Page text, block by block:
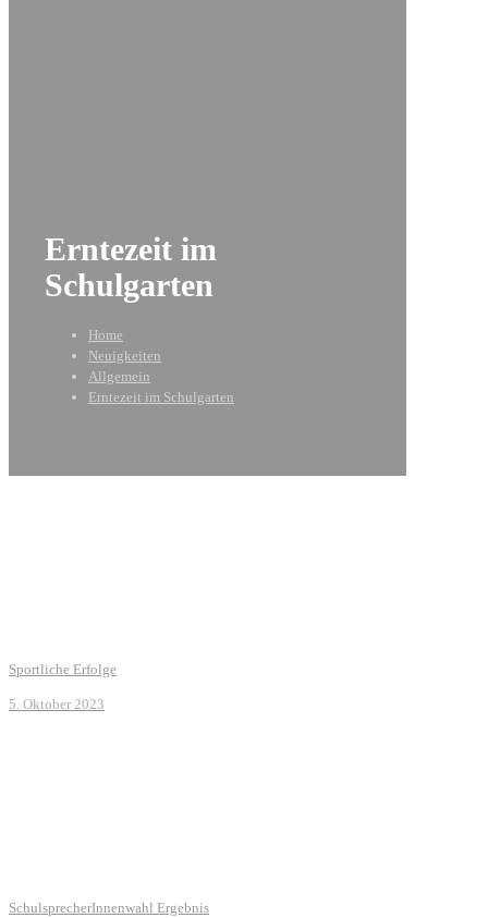
Erntezeit im
Schulgarten
Home
Neuigkeiten
Allgemein
Erntezeit im Schulgarten
Sportliche Erfolge
5. Oktober 2023
SchulsprecherInnenwahl Ergebnis